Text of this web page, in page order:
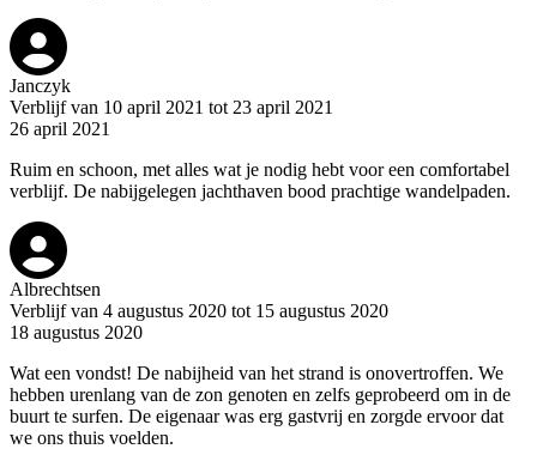
Janczyk
Verblijf van 10 april 2021 tot 23 april 2021
26 april 2021
Ruim en schoon, met alles wat je nodig hebt voor een comfortabel
verblijf. De nabijgelegen jachthaven bood prachtige wandelpaden.
Albrechtsen
Verblijf van 4 augustus 2020 tot 15 augustus 2020
18 augustus 2020
Wat een vondst! De nabijheid van het strand is onovertroffen. We
hebben urenlang van de zon genoten en zelfs geprobeerd om in de
buurt te surfen. De eigenaar was erg gastvrij en zorgde ervoor dat
we ons thuis voelden.